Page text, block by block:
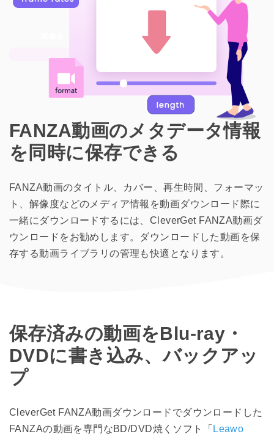
FANZA動画のメタデータ情報
を同時に保存できる
FANZA動画のタイトル、カバー、再生時間、フォーマッ
ト、解像度などのメディア情報を動画ダウンロード際に
一緒にダウンロードするには、CleverGet FANZA動画ダ
ウンロードをお勧めします。ダウンロードした動画を保
存する動画ライブラリの管理も快適となります。
保存済みの動画をBlu-ray・
DVDに書き込み、バックアッ
プ
CleverGet FANZA動画ダウンロードでダウンロードした
FANZAの動画を専門なBD/DVD焼くソフト「 Leawo